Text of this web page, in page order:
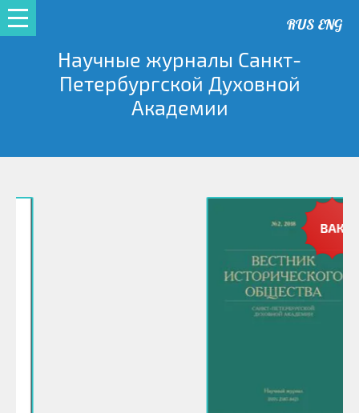
RUS ENG
Научные журналы Санкт-
Петербургской Духовной
Академии